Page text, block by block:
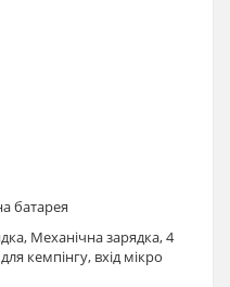
батарея
Механічна зарядка, 4
кемпінгу, вхід мікро